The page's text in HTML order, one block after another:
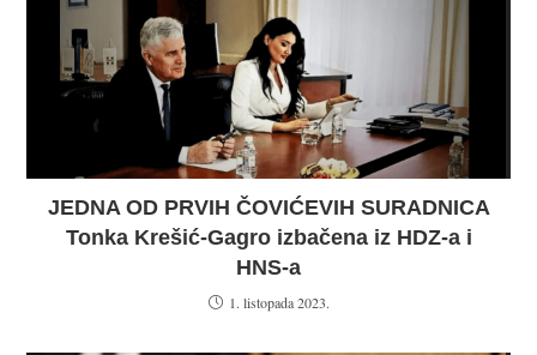
JEDNA OD PRVIH ČOVIĆEVIH SURADNICA
Tonka Krešić-Gagro izbačena iz HDZ-a i
HNS-a
1. listopada 2023.